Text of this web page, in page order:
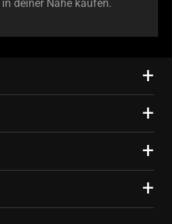
in deiner Nähe kaufen.